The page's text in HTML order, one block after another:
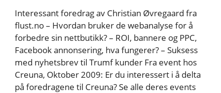
Interessant foredrag av Christian Øvregaard fra
flust.no – Hvordan bruker de webanalyse for å
forbedre sin nettbutikk? – ROI, bannere og PPC,
Facebook annonsering, hva fungerer? – Suksess
med nyhetsbrev til Trumf kunder Fra event hos
Creuna, Oktober 2009: Er du interessert i å delta
på foredragene til Creuna? Se alle deres events